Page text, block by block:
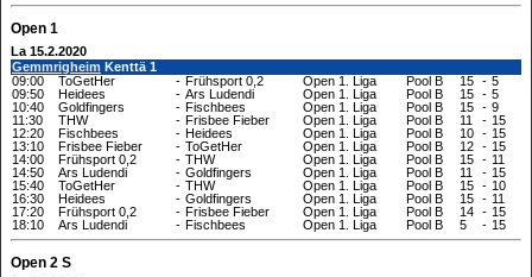
Open 1
La 15.2.2020
Gemmrigheim Kenttä 1
09:00
ToGetHer - Frühsport 0,2 Open 1. Liga Pool B 15 - 5
09:50
Heidees - Ars Ludendi Open 1. Liga Pool B 15 - 5
10:40
Goldfingers - Fischbees Open 1. Liga Pool B 15 - 9
11:30
THW - Frisbee Fieber Open 1. Liga Pool B 11 - 15
12:20
Fischbees - Heidees Open 1. Liga Pool B 10 - 15
13:10
Frisbee Fieber - ToGetHer Open 1. Liga Pool B 12 - 15
14:00
Frühsport 0,2 - THW Open 1. Liga Pool B 15 - 11
14:50
Ars Ludendi - Goldfingers Open 1. Liga Pool B 11 - 15
15:40
ToGetHer - THW Open 1. Liga Pool B 15 - 10
16:30
Heidees - Goldfingers Open 1. Liga Pool B 15 - 11
17:20
Frühsport 0,2 - Frisbee Fieber Open 1. Liga Pool B 14 - 15
18:10
Ars Ludendi - Fischbees Open 1. Liga Pool B 5 - 15
Open 2 S